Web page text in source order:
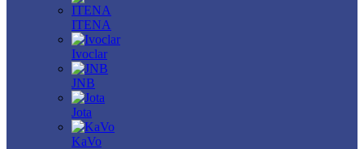
ITENA
Ivoclar
JNB
Jota
KaVo